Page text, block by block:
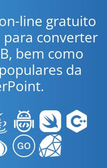
line gratuito
para converter
bem como
da